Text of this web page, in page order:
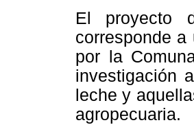
El proyecto
corresponde a
por la
investigación
leche y
agropecuaria.